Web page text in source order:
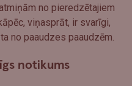
no pieredzētajiem
viņasprāt, ir svarīgi,
no paaudzes paaudzēm.
notikums